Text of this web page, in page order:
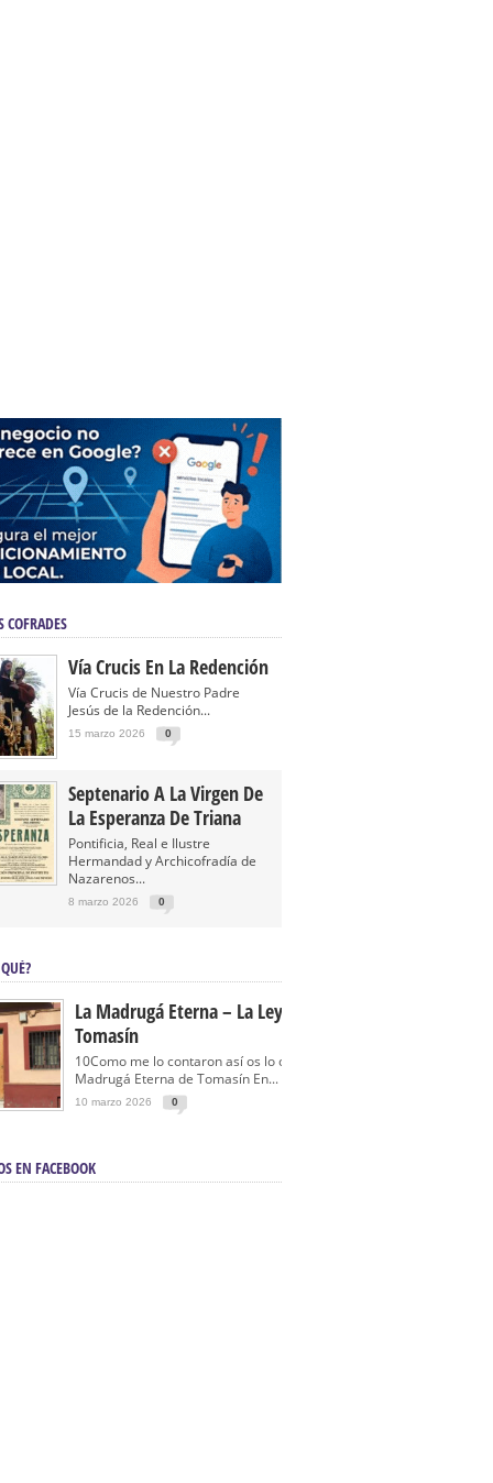
COFRADES
Vía Crucis En La Redención
Vía Crucis de Nuestro Padre
Jesús de la Redención...
15 marzo 2026 0
Septenario A La Virgen De
La Esperanza De Triana
Pontificia, Real e Ilustre
Hermandad y Archicofradía de
Nazarenos...
8 marzo 2026 0
La Madrugá Eterna – La Leyenda De
Tomasín
10Como me lo contaron así os lo cuento… La
Madrugá Eterna de Tomasín En...
10 marzo 2026 0
EN FACEBOOK